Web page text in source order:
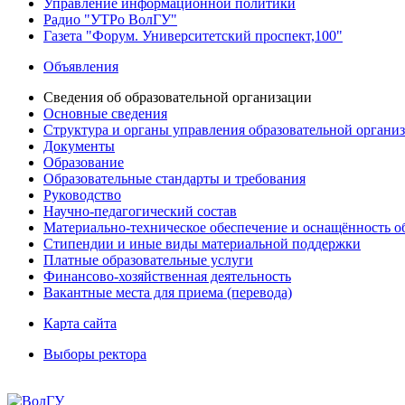
Управление информационной политики
Радио "УТРо ВолГУ"
Газета "Форум. Университетский проспект,100"
Объявления
Сведения об образовательной организации
Основные сведения
Структура и органы управления образовательной
Документы
Образование
Образовательные стандарты и требования
Руководство
Научно-педагогический состав
Материально-техническое обеспечение и оснащённость
Стипендии и иные виды материальной поддержки
Платные образовательные услуги
Финансово-хозяйственная деятельность
Вакантные места для приема (перевода)
Карта сайта
Выборы ректора